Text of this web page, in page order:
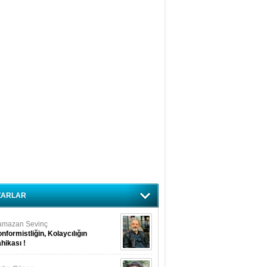
Sevinç
Kolaycılığın
!